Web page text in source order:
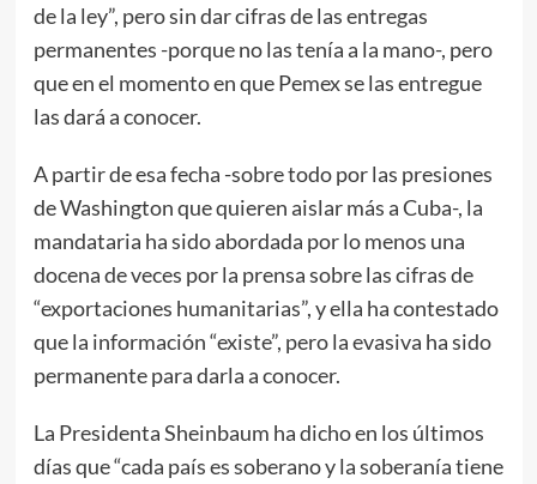
de la ley”, pero sin dar cifras de las entregas
permanentes -porque no las tenía a la mano-, pero
que en el momento en que Pemex se las entregue
las dará a conocer.
A partir de esa fecha -sobre todo por las presiones
de Washington que quieren aislar más a Cuba-, la
mandataria ha sido abordada por lo menos una
docena de veces por la prensa sobre las cifras de
“exportaciones humanitarias”, y ella ha contestado
que la información “existe”, pero la evasiva ha sido
permanente para darla a conocer.
La Presidenta Sheinbaum ha dicho en los últimos
días que “cada país es soberano y la soberanía tiene